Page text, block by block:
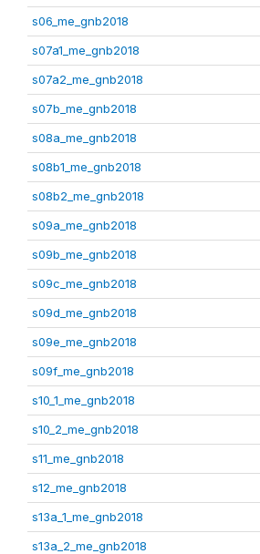
s06_me_gnb2018
s07a1_me_gnb2018
s07a2_me_gnb2018
s07b_me_gnb2018
s08a_me_gnb2018
s08b1_me_gnb2018
s08b2_me_gnb2018
s09a_me_gnb2018
s09b_me_gnb2018
s09c_me_gnb2018
s09d_me_gnb2018
s09e_me_gnb2018
s09f_me_gnb2018
s10_1_me_gnb2018
s10_2_me_gnb2018
s11_me_gnb2018
s12_me_gnb2018
s13a_1_me_gnb2018
s13a_2_me_gnb2018